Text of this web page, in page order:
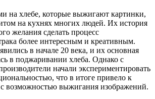
на хлебе, которые выжигают картинки,
на кухнях многих людей. Их история
желания сделать процесс
более интересным и креативным.
в начале 20 века, и их основная
в поджаривании хлеба. Однако с
начали экспериментировать
что в итоге привело к
с возможностью выжигания изображений.